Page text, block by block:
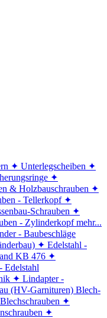
✦ Unterlegscheiben ✦
✦
& Holzbauschrauben ✦
- Tellerkopf ✦
Schrauben ✦
- Zylinderkopf mehr...
- Baubeschläge
✦ Edelstahl -
KB 476 ✦
Edelstahl
✦ Lindapter -
(HV-Garnituren) Blech-
✦
✦